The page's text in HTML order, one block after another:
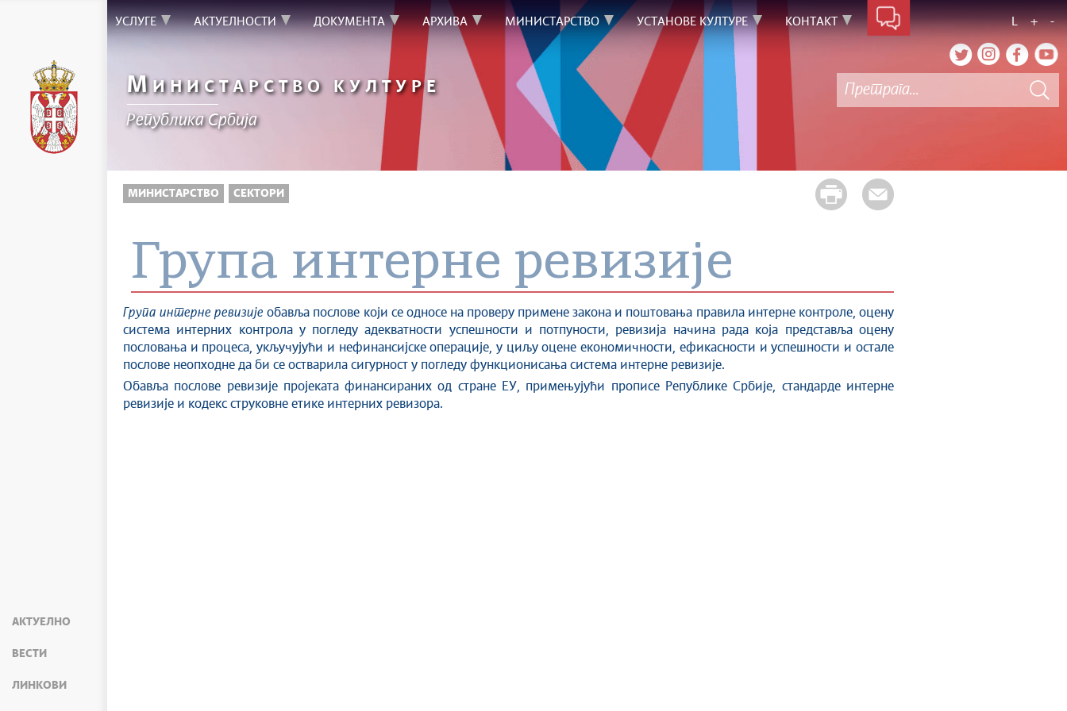
АКТУЕЛНО
ВЕСТИ
ЛИНКОВИ
УСЛУГЕ АКТУЕЛНОСТИ ДОКУМЕНТА АРХИВА МИНИСТАРСТВО УСТАНОВЕ КУЛТУРЕ КОНТАКТ L + -
М ИНИСТАРСТВО КУЛТУРЕ
Републикa Србијa
МИНИСТАРСТВО СЕКТОРИ
Група интерне ревизије
Група интерне ревизије обавља послове који се односе на проверу примене закона и поштовања правила интерне контроле, оцену
система интерних контрола у погледу адекватности успешности и потпуности, ревизија начина рада која представља оцену
пословања и процеса, укључујући и нефинансијске операције, у циљу оцене економичности, ефикасности и успешности и остале
послове неопходне да би се остварила сигурност у погледу функционисања система интерне ревизије.
Обавља послове ревизије пројеката финансираних од стране ЕУ, примењујући прописе Републике Србије, стандарде интерне
ревизије и кодекс струковне етике интерних ревизора.